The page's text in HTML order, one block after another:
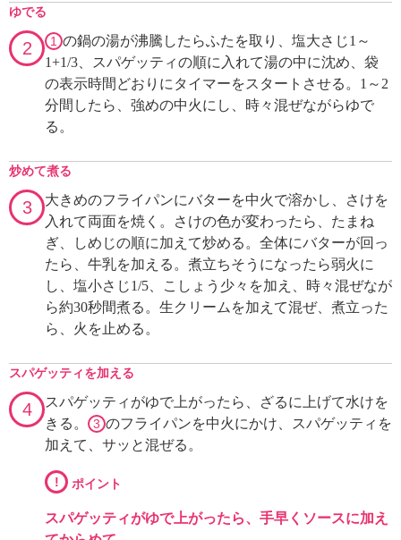
ゆでる
2 1 の鍋の湯が沸騰したらふたを取り、塩大さじ1～
1+1/3、スパゲッティの順に入れて湯の中に沈め、袋
の表示時間どおりにタイマーをスタートさせる。1～2
分間したら、強めの中火にし、時々混ぜながらゆで
る。
炒めて煮る
3
大きめのフライパンにバターを中火で溶かし、さけを
入れて両面を焼く。さけの色が変わったら、たまね
ぎ、しめじの順に加えて炒める。全体にバターが回っ
たら、牛乳を加える。煮立ちそうになったら弱火に
し、塩小さじ1/5、こしょう少々を加え、時々混ぜなが
ら約30秒間煮る。生クリームを加えて混ぜ、煮立った
ら、火を止める。
スパゲッティを加える
4
スパゲッティがゆで上がったら、ざるに上げて水けを
きる。
3 のフライパンを中火にかけ、スパゲッティを
加えて、サッと混ぜる。
! ポイント
スパゲッティがゆで上がったら、手早くソースに加え